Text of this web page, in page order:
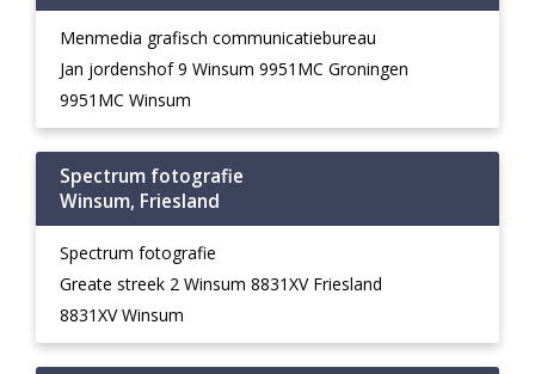
Menmedia grafisch communicatiebureau
Jan jordenshof 9 Winsum 9951MC Groningen
9951MC Winsum
Spectrum fotografie
Winsum, Friesland
Spectrum fotografie
Greate streek 2 Winsum 8831XV Friesland
8831XV Winsum